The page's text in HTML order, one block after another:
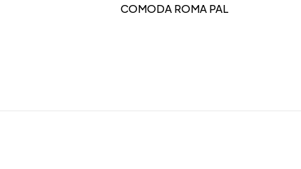
COMODA ROMA PAL